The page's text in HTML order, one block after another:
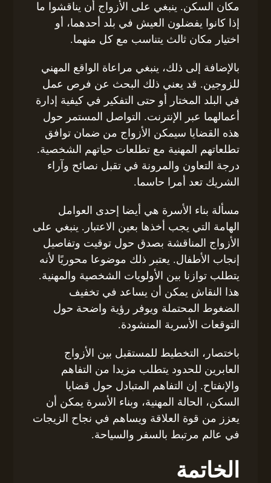
مكان السكن. ينبغي على الأزواج أن يناقشوا ما
إذا كانوا يفضلون العيش في بلد أحدهما، أو
اختيار مكان ثالث يتناسب مع كل منهما.
بالإضافة إلى ذلك، ينبغي مراعاة الواقع المهني
للزوجين. قد يعني ذلك البحث عن فرص عمل
في البلد المختار أو حتى التفكير في كيفية إدارة
أعمالهما عبر الإنترنت. التواصل المستمر حول
هذه القضايا سيمكن الأزواج من ضمان توافق
تطلعاتهم المهنية مع تطلعات حياتهم الشخصية.
درجة التعاون والمرونة في تقبل نصائح وآراء
الشريك تعد أمرا حاسما.
مسألة بناء الأسرة هي أيضا إحدى العوامل
الهامة التي يجب أخذها بعين الاعتبار. ينبغي على
الأزواج المناقشة بصدق حول توقيت وتفاصيل
إنجاب الأطفال. يعتبر ذلك موضوعا محوريًا لأنه
يتطلب توازنا بين الأولويات الشخصية والمهنية.
هذا النقاش يمكن أن يساعد في تخفيف
الضغوط المحتملة ويوفر رؤية واضحة حول
التوقعات الأسرية المنشودة.
باختصار، التخطيط للمستقبل بين الأزواج
العابرين للحدود يتطلب مزيدا من التفاهم
والإنفتاح. إن التفاهم المتبادل حول قضايا
السكن، الحالة المهنية، وبناء الأسرة يمكن أن
يعزز من قوة العلاقة ويساهم في نجاح الزيجات
في عالم مرتبط بالسفر والسياحة.
الخاتمة